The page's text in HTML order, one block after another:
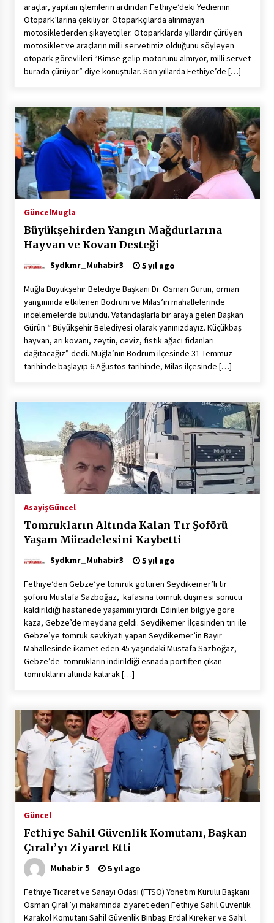
“Hiç Kimse Kaçak Yapım Legalleşecek Ümidinde
Olmamalı”
2 yıl ago
araçlar, yapılan işlemlerin ardından Fethiye’deki Yediemin
Otopark’larına çekiliyor. Otoparkçılarda alınmayan
motosikletlerden şikayetçiler. Otoparklarda yıllardır çürüyen
motosiklet ve araçların milli servetimiz olduğunu söyleyen
otopark görevlileri “Kimse gelip motorunu almıyor, milli servet
burada çürüyor” diye konuştular. Son yıllarda Fethiye’de […]
GüncelMugla
Büyükşehirden Yangın Mağdurlarına
Hayvan ve Kovan Desteği
Sydkmr_Muhabir3 5 yıl ago
Muğla Büyükşehir Belediye Başkanı Dr. Osman Gürün, orman
yangınında etkilenen Bodrum ve Milas’ın mahallelerinde
incelemelerde bulundu. Vatandaşlarla bir araya gelen Başkan
Gürün “ Büyükşehir Belediyesi olarak yanınızdayız. Küçükbaş
hayvan, arı kovanı, zeytin, ceviz, fıstık ağacı fidanları
dağıtacağız” dedi. Muğla’nın Bodrum ilçesinde 31 Temmuz
tarihinde başlayıp 6 Ağustos tarihinde, Milas ilçesinde […]
AsayişGüncel
Tomrukların Altında Kalan Tır Şoförü
Yaşam Mücadelesini Kaybetti
Sydkmr_Muhabir3 5 yıl ago
Fethiye’den Gebze’ye tomruk götüren Seydikemer’li tır
şoförü Mustafa Sazboğaz, kafasına tomruk düşmesi sonucu
kaldırıldığı hastanede yaşamını yitirdi. Edinilen bilgiye göre
kaza, Gebze’de meydana geldi. Seydikemer İlçesinden tırı ile
Gebze’ye tomruk sevkiyatı yapan Seydikemer’in Bayır
Mahallesinde ikamet eden 45 yaşındaki Mustafa Sazboğaz,
Gebze’de tomrukların indirildiği esnada portiften çıkan
tomrukların altında kalarak […]
Güncel
Fethiye Sahil Güvenlik Komutanı, Başkan
Çıralı’yı Ziyaret Etti
Muhabir 5 5 yıl ago
Fethiye Ticaret ve Sanayi Odası (FTSO) Yönetim Kurulu Başkanı
Osman Çıralı’yı makamında ziyaret eden Fethiye Sahil Güvenlik
Karakol Komutanı Sahil Güvenlik Binbaşı Erdal Kıreker ve Sahil